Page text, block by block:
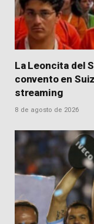
La Leoncita del
convento en
streaming
8 de agosto de 2026